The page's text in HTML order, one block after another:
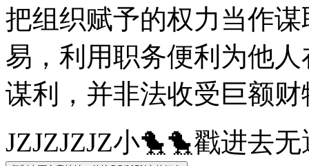
把组织赋予的权力当作
易，利用职务便利为他
谋利，并非法收受巨额财
JZJZJZJZ小🐤🐤戳进去